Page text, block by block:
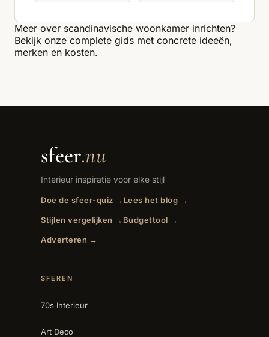
Meer over scandinavische woonkamer inrichten?
Bekijk onze complete gids met concrete ideeën,
merken en kosten.
sfeer.nu
Interieur inspiratie voor elke stijl
Doe de sfeer-quiz → Lees het blog →
Stijlen vergelijken → Budgettool →
Adverteren →
SFEREN
70s Interieur
Art Deco